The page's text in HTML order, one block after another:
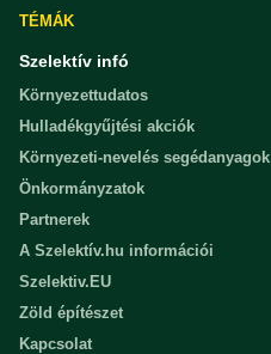
TÉMÁK
Szelektív infó
Környezettudatos
Hulladékgyűjtési akciók
Környezeti-nevelés segédanyagok
Önkormányzatok
Partnerek
A Szelektív.hu információi
Szelektiv.EU
Zöld építészet
Kapcsolat